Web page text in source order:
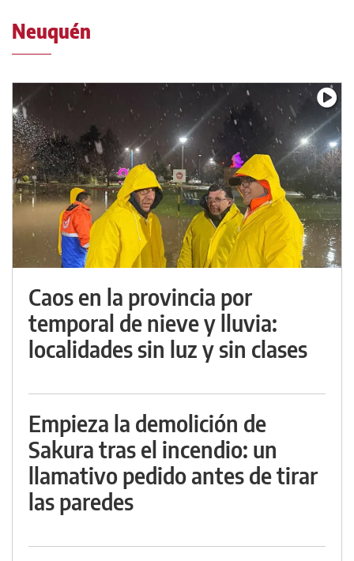
Neuquén
Caos en la provincia por
temporal de nieve y lluvia:
localidades sin luz y sin clases
Empieza la demolición de
Sakura tras el incendio: un
llamativo pedido antes de tirar
las paredes